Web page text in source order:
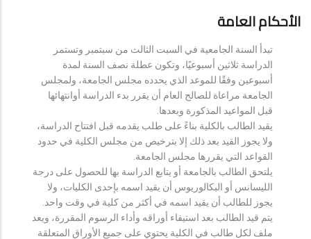
الأحكام العامة
تبدأ السنة الجامعية في السبت الثالث من سبتمبر وتستمر
الدراسة ثلاثين أسبوعيًا، وتكون عطلة نصف السنة لمدة
أسبوعين وفقًا للموعد الذي يحدده مجلس الجامعة، ولمجلس
الجامعة مراعاة للصالح العام أن يقرر بدء الدراسة أوانتهائها
قبل المواعيد المذكورة وبعدها.
يقيد الطالب بالكلية بناءً على طلب يقدمه قبل افتتاح الدراسة،
ولا يجوز القيد بعد ذلك إلا بترخيص من مجلس الكلية في حدود
القواعد التي يقررها مجلس الجامعة.
يلتحق الطالب بالجامعة أو يتابع الدراسة بها للحصول على درجة
الليسانس أو البكالوريوس أن يقيد اسمه بإحدى الكليات، ولا
يجوز للطالب أن يقيد اسمه في أكثر من كلية في وقت واحد.
يتم قيد الطالب بعد استيفاء أوراقه وأداء الرسوم المقررة، ويعد
ملف لكل طالب في الكلية يحتوي على جميع الأوراق المتعلقة